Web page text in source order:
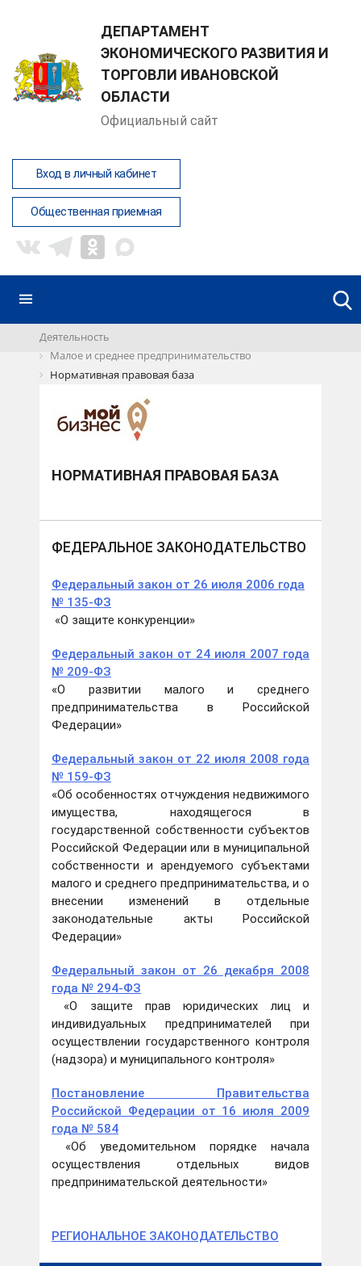
ДЕПАРТАМЕНТ
ЭКОНОМИЧЕСКОГО РАЗВИТИЯ И
ТОРГОВЛИ ИВАНОВСКОЙ
ОБЛАСТИ
Официальный сайт
Вход в личный кабинет
Общественная приемная
Деятельность
Малое и среднее предпринимательство
Нормативная правовая база
НОРМАТИВНАЯ ПРАВОВАЯ БАЗА
ФЕДЕРАЛЬНОЕ ЗАКОНОДАТЕЛЬСТВО
Федеральный закон от 26 июля 2006 года
№ 135-ФЗ
«О защите конкуренции»
Федеральный закон от 24 июля 2007 года
№ 209-ФЗ
«О развитии малого и среднего
предпринимательства в Российской
Федерации»
Федеральный закон от 22 июля 2008 года
№ 159-ФЗ
«Об особенностях отчуждения недвижимого
имущества, находящегося в
государственной собственности субъектов
Российской Федерации или в муниципальной
собственности и арендуемого субъектами
малого и среднего предпринимательства, и о
внесении изменений в отдельные
законодательные акты Российской
Федерации»
Федеральный закон от 26 декабря 2008
года № 294-ФЗ
«О защите прав юридических лиц и
индивидуальных предпринимателей при
осуществлении государственного контроля
(надзора) и муниципального контроля»
Постановление Правительства
Российской Федерации от 16 июля 2009
года № 584
«Об уведомительном порядке начала
осуществления отдельных видов
предпринимательской деятельности»
РЕГИОНАЛЬНОЕ ЗАКОНОДАТЕЛЬСТВО